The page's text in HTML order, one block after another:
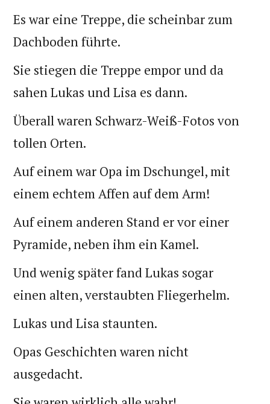
Es war eine Treppe, die scheinbar zum
Dachboden führte.
Sie stiegen die Treppe empor und da
sahen Lukas und Lisa es dann.
Überall waren Schwarz-Weiß-Fotos von
tollen Orten.
Auf einem war Opa im Dschungel, mit
einem echtem Affen auf dem Arm!
Auf einem anderen Stand er vor einer
Pyramide, neben ihm ein Kamel.
Und wenig später fand Lukas sogar
einen alten, verstaubten Fliegerhelm.
Lukas und Lisa staunten.
Opas Geschichten waren nicht
ausgedacht.